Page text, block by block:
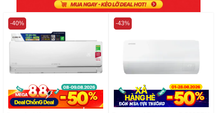
-40% -43%